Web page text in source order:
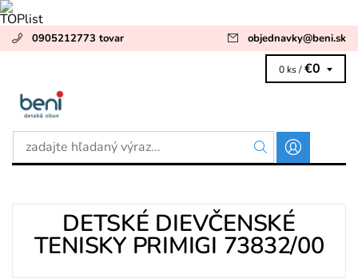
0905212773 tovar objednavky@beni.sk
0 ks / €0
DETSKÉ DIEVČENSKÉ
TENISKY PRIMIGI 73832/00